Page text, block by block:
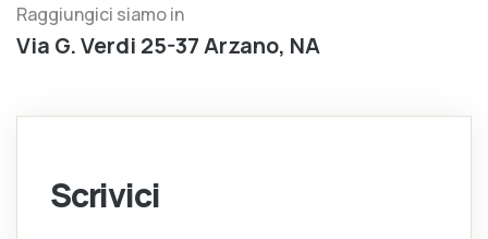
Raggiungici siamo in
Via G. Verdi 25-37 Arzano, NA
Scrivici